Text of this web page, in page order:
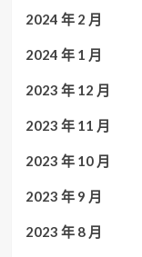
2024 年 2 月
2024 年 1 月
2023 年 12 月
2023 年 11 月
2023 年 10 月
2023 年 9 月
2023 年 8 月